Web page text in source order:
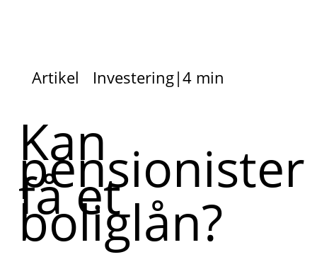
Artikel Investering|4 min
Kan
pensionister
få et
boliglån?